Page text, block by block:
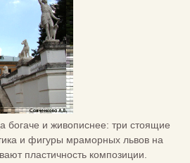
богаче и живописнее: три стоящие
и фигуры мраморных львов на
пластичность композиции.